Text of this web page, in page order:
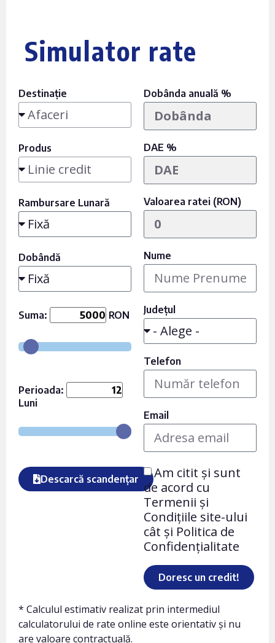
Simulator rate
Destinație
Produs
Rambursare Lunară
Dobândă
Suma: RON
Perioada:
Luni
Descarcă scandențar
Dobânda anuală %
DAE %
Valoarea ratei (RON)
Nume
Județul
Telefon
Email
Am citit și sunt
de acord cu
Termenii și
Condițiile site-ului
cât și Politica de
Confidențialitate
Doresc un credit!
* Calculul estimativ realizat prin intermediul
calculatorului de rate online este orientativ și nu
are valoare contractuală.